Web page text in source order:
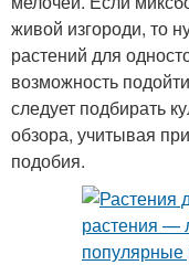
живой изгороди, то
растений для
возможность
следует подбирать
обзора, учитывая
подобия.